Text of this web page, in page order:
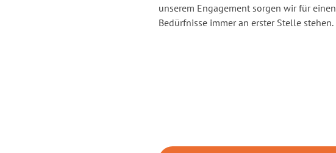
unserem Engagement sorgen wir für einen
Bedürfnisse immer an erster Stelle stehen.